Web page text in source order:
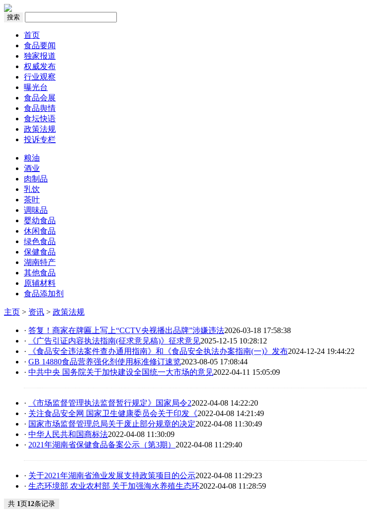
搜索
首页
食品要闻
独家报道
权威发布
行业观察
曝光台
食品会展
食品舆情
食坛快语
政策法规
投诉专栏
粮油
酒业
肉制品
乳饮
茶叶
调味品
婴幼食品
休闲食品
绿色食品
保健食品
湖南特产
其他食品
原辅材料
食品添加剂
主页 > 资讯 > 政策法规
· 答复！商家在牌匾上写上“CCTV央视播出品牌”涉嫌违法2026-03-18 17:58:38
·
《广告引证内容执法指南(征求意见稿)》征求意见2025-12-15 10:28:12
·
《食品安全违法案件查办通用指南》和《食品安全执法办案指南(一)》发布2024-12-24 19:44:22
· GB 14880食品营养强化剂使用标准修订速览2023-08-05 17:08:44
· 中共中央 国务院关于加快建设全国统一大市场的意见2022-04-11 15:05:09
· 《市场监督管理执法监督暂行规定》国家局令22022-04-08 14:22:20
· 关注食品安全网 国家卫生健康委员会关于印发《2022-04-08 14:21:49
· 国家市场监督管理总局关于废止部分规章的决定2022-04-08 11:30:49
· 中华人民共和国商标法2022-04-08 11:30:09
· 2021年湖南省保健食品备案公示（第3期） 2022-04-08 11:29:40
· 关于2021年湖南省渔业发展支持政策项目的公示2022-04-08 11:29:23
· 生态环境部 农业农村部 关于加强海水养殖生态环2022-04-08 11:28:59
共 1页12条记录